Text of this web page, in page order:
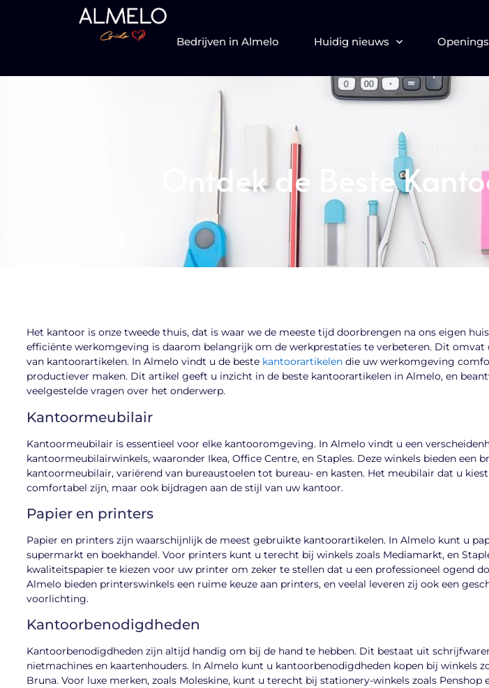
Bedrijven in Almelo Huidig nieuws
Ontdek de Beste
Het kantoor is onze tweede thuis, dat is waar we de meeste tijd doorbrengen na ons eigen
efficiënte werkomgeving is daarom belangrijk om de werkprestaties te verbeteren. Dit omvat
van kantoorartikelen. In Almelo vindt u de beste kantoorartikelen die uw werkomgeving
productiever maken. Dit artikel geeft u inzicht in de beste kantoorartikelen in Almelo, en
veelgestelde vragen over het onderwerp.
Kantoormeubilair
Kantoormeubilair is essentieel voor elke kantooromgeving. In Almelo vindt u een
kantoormeubilairwinkels, waaronder Ikea, Office Centre, en Staples. Deze winkels bieden een
kantoormeubilair, variërend van bureaustoelen tot bureau- en kasten. Het meubilair dat u
comfortabel zijn, maar ook bijdragen aan de stijl van uw kantoor.
Papier en printers
Papier en printers zijn waarschijnlijk de meest gebruikte kantoorartikelen. In Almelo kunt u
supermarkt en boekhandel. Voor printers kunt u terecht bij winkels zoals Mediamarkt, en
kwaliteitspapier te kiezen voor uw printer om zeker te stellen dat u een professioneel ogend
Almelo bieden printerswinkels een ruime keuze aan printers, en veelal leveren zij ook een
voorlichting.
Kantoorbenodigdheden
Kantoorbenodigdheden zijn altijd handig om bij de hand te hebben. Dit bestaat uit
nietmachines en kaartenhouders. In Almelo kunt u kantoorbenodigdheden kopen bij winkels
Bruna. Voor luxe merken, zoals Moleskine, kunt u terecht bij stationery-winkels zoals Penshop